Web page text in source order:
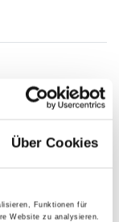
Über Cookies
Funktionen für
Website zu analysieren.